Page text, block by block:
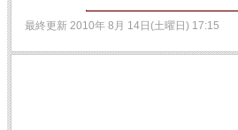
最終更新 2010年 8月 14日(土曜日) 17:15